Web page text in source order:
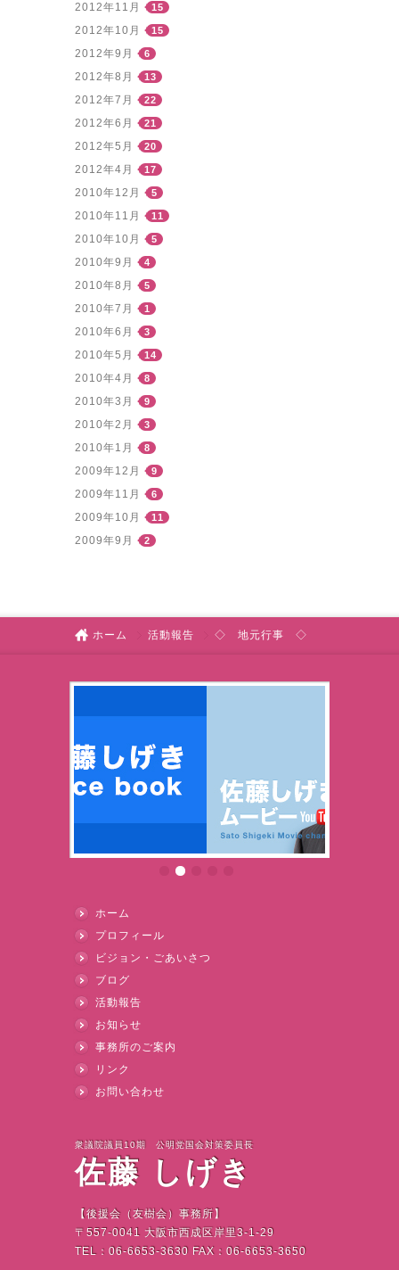
2012年11月 15
2012年10月 15
2012年9月 6
2012年8月 13
2012年7月 22
2012年6月 21
2012年5月 20
2012年4月 17
2010年12月 5
2010年11月 11
2010年10月 5
2010年9月 4
2010年8月 5
2010年7月 1
2010年6月 3
2010年5月 14
2010年4月 8
2010年3月 9
2010年2月 3
2010年1月 8
2009年12月 9
2009年11月 6
2009年10月 11
2009年9月 2
ホーム 活動報告 ◇ 地元行事 ◇
ホーム
プロフィール
ビジョン・ごあいさつ
ブログ
活動報告
お知らせ
事務所のご案内
リンク
お問い合わせ
衆議院議員10期 公明党国会対策委員長
佐藤 しげき
【後援会（友樹会）事務所】
〒 557-0041 大阪市西成区岸里3-1-29
TEL ： 06-6653-3630 FAX ： 06-6653-3650